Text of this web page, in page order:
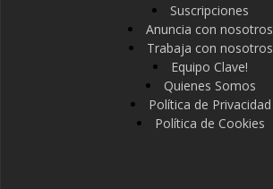
Suscripciones
Anuncia con nosotros
Trabaja con nosotros
Equipo Clave!
Quienes Somos
Política de Privacidad
Política de Cookies